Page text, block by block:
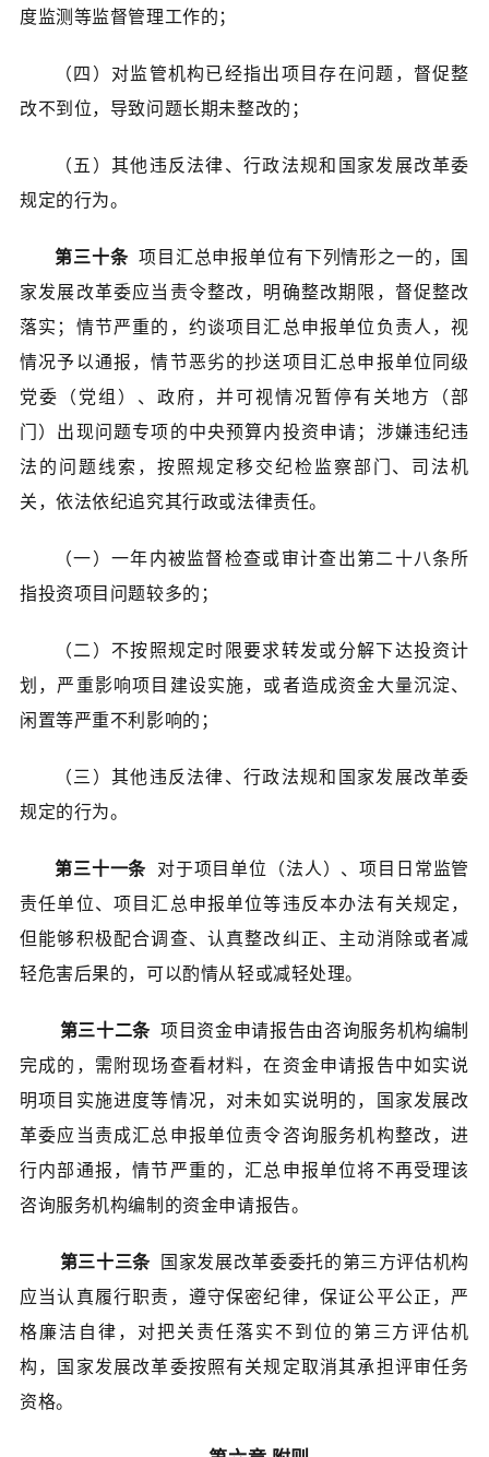
度监测等监督管理工作的；
（四）对监管机构已经指出项目存在问题，督促整
改不到位，导致问题长期未整改的；
（五）其他违反法律、行政法规和国家发展改革委
规定的行为。
第三十条项目汇总申报单位有下列情形之一的，国
家发展改革委应当责令整改，明确整改期限，督促整改
落实；情节严重的，约谈项目汇总申报单位负责人，视
情况予以通报，情节恶劣的抄送项目汇总申报单位同级
党委（党组）、政府，并可视情况暂停有关地方（部
门）出现问题专项的中央预算内投资申请；涉嫌违纪违
法的问题线索，按照规定移交纪检监察部门、司法机
关，依法依纪追究其行政或法律责任。
（一）一年内被监督检查或审计查出第二十八条所
指投资项目问题较多的；
（二）不按照规定时限要求转发或分解下达投资计
划，严重影响项目建设实施，或者造成资金大量沉淀、
闲置等严重不利影响的；
（三）其他违反法律、行政法规和国家发展改革委
规定的行为。
第三十一条 对于项目单位（法人）、项目日常监管
责任单位、项目汇总申报单位等违反本办法有关规定，
但能够积极配合调查、认真整改纠正、主动消除或者减
轻危害后果的，可以酌情从轻或减轻处理。
第三十二条项目资金申请报告由咨询服务机构编制
完成的，需附现场查看材料，在资金申请报告中如实说
明项目实施进度等情况，对未如实说明的，国家发展改
革委应当责成汇总申报单位责令咨询服务机构整改，进
行内部通报，情节严重的，汇总申报单位将不再受理该
咨询服务机构编制的资金申请报告。
第三十三条国家发展改革委委托的第三方评估机构
应当认真履行职责，遵守保密纪律，保证公平公正，严
格廉洁自律，对把关责任落实不到位的第三方评估机
构，国家发展改革委按照有关规定取消其承担评审任务
资格。